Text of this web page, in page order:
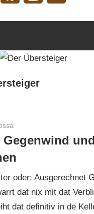
oder: Ausgerechnet
dat nix mit dat
dat definitiv in de